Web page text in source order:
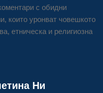
с обидни
които уронват човешкото
етническа и религиозна
Ни